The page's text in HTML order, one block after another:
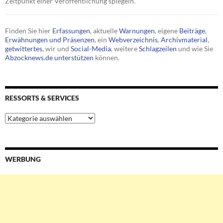
Finden Sie hier Erfassungen, aktuelleWarnungen, eigene Beiträge,
Erwähnungen und Präsenzen, ein Webverzeichnis, Archivmaterial,
getwittertes, wir und Social-Media, weitereSchlagzeilen und wie Sie
Abzocknews.de unterstützen können.
RESSORTS & SERVICES
Ressorts
&
WERBUNG